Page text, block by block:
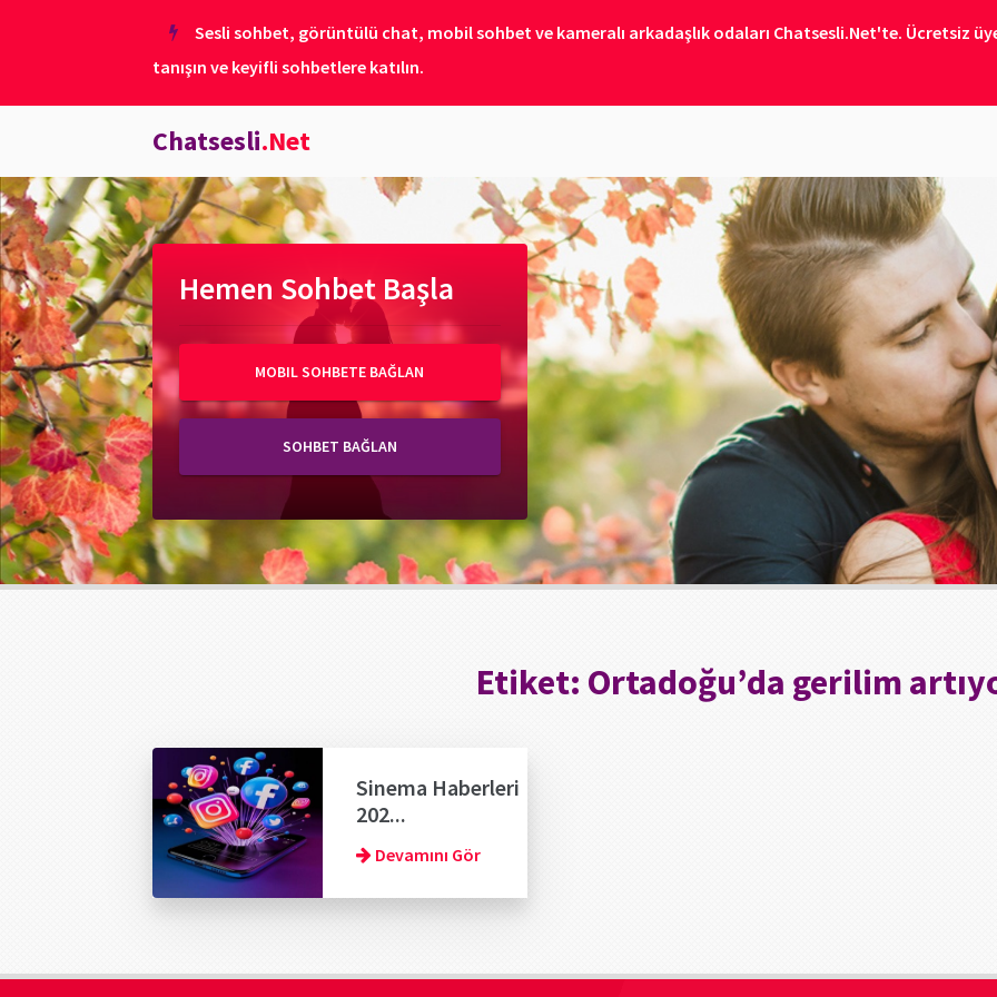
Sesli sohbet, görüntülü chat, mobil sohbet ve kameralı arkadaşlık odaları Chatsesli.Net'te. Ücretsiz
tanışın ve keyifli sohbetlere katılın.
Chatsesli.Net
Hemen Sohbet Başla
MOBIL SOHBETE BAĞLAN
SOHBET BAĞLAN
Etiket: Ortadoğu’da gerilim
Sinema Haberleri
202...
Devamını Gör